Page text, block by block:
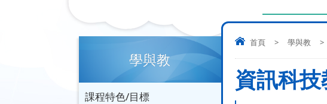
首頁 > 學與教 >
資訊科
學與教
課程特色/目標